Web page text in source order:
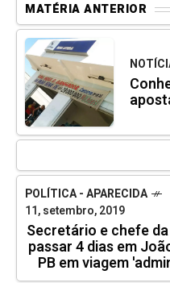
MATÉRIA ANTERIOR
POLÍTICA - APARECIDA
11, setembro, 2019
Secretário e chefe
passar 4 dias em
PB em viagem